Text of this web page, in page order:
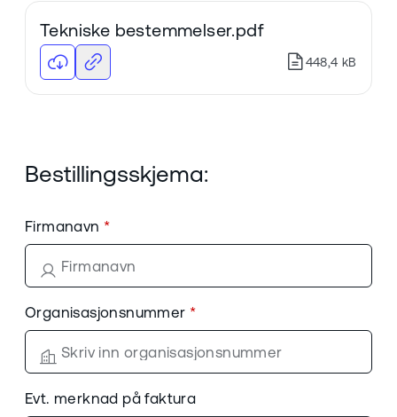
Tekniske bestemmelser.pdf
448,4 kB
Bestillingsskjema:
Firmanavn
Organisasjonsnummer
Evt. merknad på faktura